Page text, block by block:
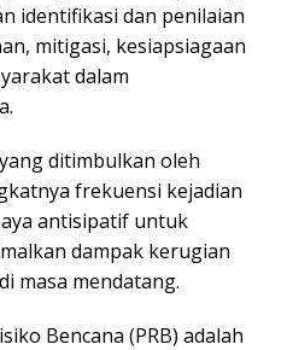
identifikasi dan penilaian
mitigasi, kesiapsiagaan
dalam
ditimbulkan oleh
frekuensi kejadian
antisipatif untuk
dampak kerugian
masa mendatang.
Bencana (PRB) adalah